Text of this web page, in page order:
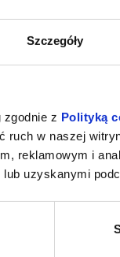
Szczegóły
zgodnie z Polityką
ruch w naszej
reklamowym i
uzyskanymi